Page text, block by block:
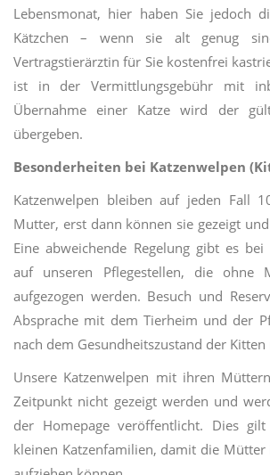
Lebensmonat, hier haben Sie jedoch
Kätzchen – wenn sie alt genug
Vertragstierärztin für Sie kostenfrei
ist in der Vermittlungsgebühr mit
Übernahme einer Katze wird der
übergeben.
Besonderheiten bei Katzenwelpen
Katzenwelpen bleiben auf jeden Fall
Mutter, erst dann können sie gezeigt
Eine abweichende Regelung gibt es bei
auf unseren Pflegestellen, die ohne
aufgezogen werden. Besuch und
Absprache mit dem Tierheim und der
nach dem Gesundheitszustand der Kitten
Unsere Katzenwelpen mit ihren
Zeitpunkt nicht gezeigt werden und
der Homepage veröffentlicht. Dies
kleinen Katzenfamilien, damit die Mütter